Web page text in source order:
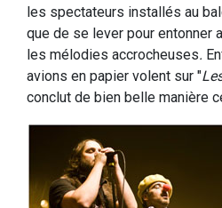
les spectateurs installés au
que de se lever pour entonner
les mélodies accrocheuses.
avions en papier volent sur "
conclut de bien belle manière